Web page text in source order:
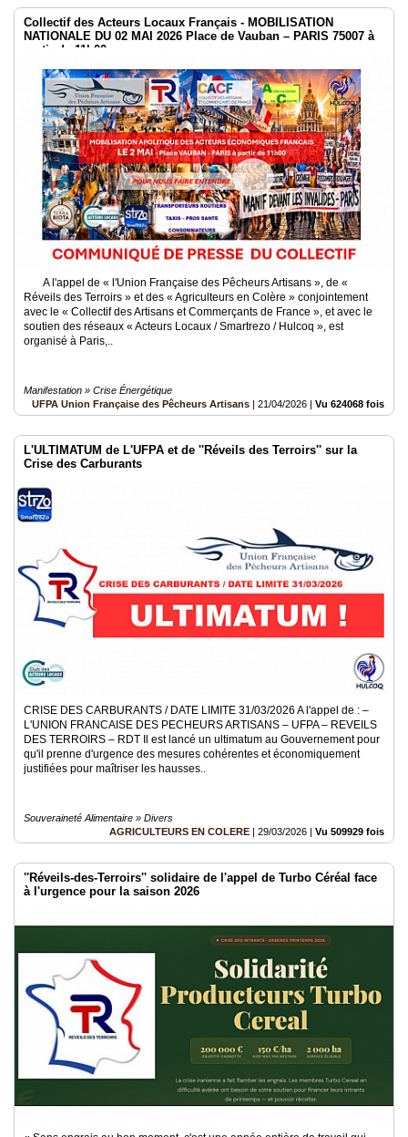
Collectif des Acteurs Locaux Français - MOBILISATION
NATIONALE DU 02 MAI 2026 Place de Vauban – PARIS 75007 à
partir de 11h00
A l'appel de « l'Union Française des Pêcheurs Artisans », de «
Réveils des Terroirs » et des « Agriculteurs en Colère » conjointement
avec le « Collectif des Artisans et Commerçants de France », et avec le
soutien des réseaux « Acteurs Locaux / Smartrezo / Hulcoq », est
organisé à Paris,..
Manifestation » Crise Énergétique
UFPA Union Française des Pêcheurs Artisans | 21/04/2026 | Vu 624068 fois
L'ULTIMATUM de L'UFPA et de ''Réveils des Terroirs'' sur la
Crise des Carburants
CRISE DES CARBURANTS / DATE LIMITE 31/03/2026 A l'appel de : –
L'UNION FRANCAISE DES PECHEURS ARTISANS – UFPA – REVEILS
DES TERROIRS – RDT Il est lancé un ultimatum au Gouvernement pour
qu'il prenne d'urgence des mesures cohérentes et économiquement
justifiées pour maîtriser les hausses..
Souveraineté Alimentaire » Divers
AGRICULTEURS EN COLERE | 29/03/2026 | Vu 509929 fois
''Réveils-des-Terroirs'' solidaire de l'appel de Turbo Céréal face
à l'urgence pour la saison 2026